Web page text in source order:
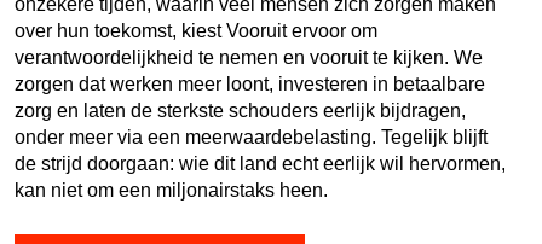
over hun toekomst, kiest Vooruit ervoor om
verantwoordelijkheid te nemen en vooruit te kijken. We
zorgen dat werken meer loont, investeren in betaalbare
zorg en laten de sterkste schouders eerlijk bijdragen,
onder meer via een meerwaardebelasting. Tegelijk blijft
de strijd doorgaan: wie dit land echt eerlijk wil hervormen,
kan niet om een miljonairstaks heen.